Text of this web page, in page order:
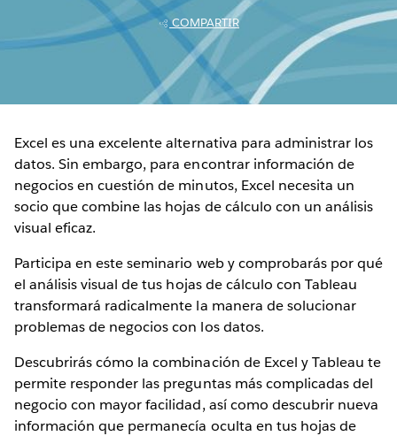
COMPARTIR
Excel es una excelente alternativa para administrar los
datos. Sin embargo, para encontrar información de
negocios en cuestión de minutos, Excel necesita un
socio que combine las hojas de cálculo con un análisis
visual eficaz.
Participa en este seminario web y comprobarás por qué
el análisis visual de tus hojas de cálculo con Tableau
transformará radicalmente la manera de solucionar
problemas de negocios con los datos.
Descubrirás cómo la combinación de Excel y Tableau te
permite responder las preguntas más complicadas del
negocio con mayor facilidad, así como descubrir nueva
información que permanecía oculta en tus hojas de